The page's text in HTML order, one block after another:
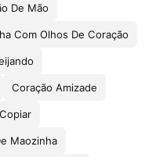
De Mão
Com Olhos De Coração
Coração Amizade
Maozinha